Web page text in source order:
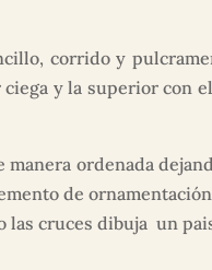
corrido y
y la superior con
ordenada
de
cruces dibuja un